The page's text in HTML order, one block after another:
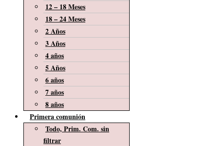
12 – 18 Meses
18 – 24 Meses
2 Años
3 Años
4 años
5 Años
6 años
7 años
8 años
Primera comunión
Todo, Prim. Com. sin
filtrar